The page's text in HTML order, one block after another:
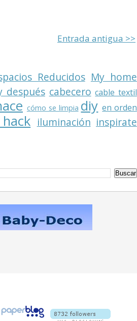
Entrada antigua >>
Reducidos My home
después cabecero cable textil
cómo se limpia diy en orden
iluminación inspirate